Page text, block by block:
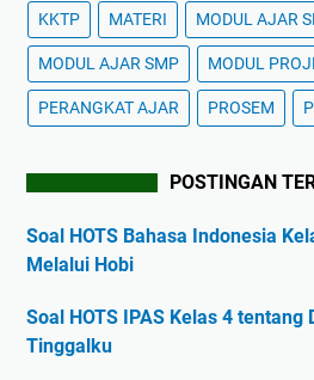
KKTP MATERI MODUL AJAR
MODUL AJAR SMP MODUL
PERANGKAT AJAR PROSEM
POSTINGAN
Soal HOTS Bahasa Indonesia
Melalui Hobi
Soal HOTS IPAS Kelas 4 tentang
Tinggalku